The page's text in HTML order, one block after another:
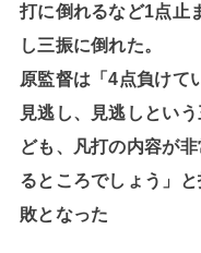
打に倒れるなど1点止
し三振に倒れた。
原監督は「4点負けて
見逃し、見逃しとい
ども、凡打の内容が
るところでしょう」
敗となった